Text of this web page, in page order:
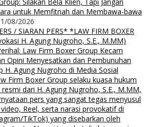
untuk Memfitnah dan Membawa-bawa
08/2026
/ SIARAN PERS* *LAW FIRM BOXER
H. Agung Nugroho, S.E., M.MM)
Law Firm Boxer Group Kecam
Opini Menyesatkan dan Pembunuhan
H. Agung Nugroho di Media Sosial
Firm Boxer Group selaku kuasa hukum
dari H. Agung Nugroho, S.E., M.MM,
pers yang sangat tegas menyusul
Reel, serta narasi provokatif di
TikTok) yang disebarkan oleh